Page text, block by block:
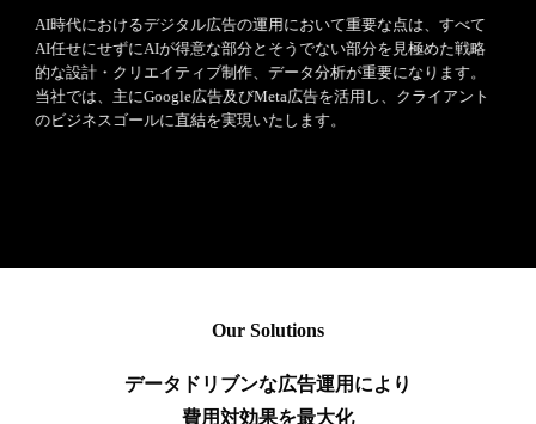
AI時代におけるデジタル広告の運用において重要な点は、すべて
AI任せにせずにAIが得意な部分とそうでない部分を見極めた戦略
的な設計・クリエイティブ制作、データ分析が重要になります。
当社では、主にGoogle広告及びMeta広告を活用し、クライアント
のビジネスゴールに直結を実現いたします。
Our Solutions
データドリブンな広告運用により
費用対効果を最大化